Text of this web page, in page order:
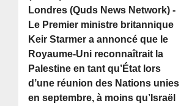
Londres (Quds News Network) -
Le Premier ministre britannique
Keir Starmer a annoncé que le
Royaume-Uni reconnaîtrait la
Palestine en tant qu’État lors
d’une réunion des Nations unies
en septembre, à moins qu’Israël